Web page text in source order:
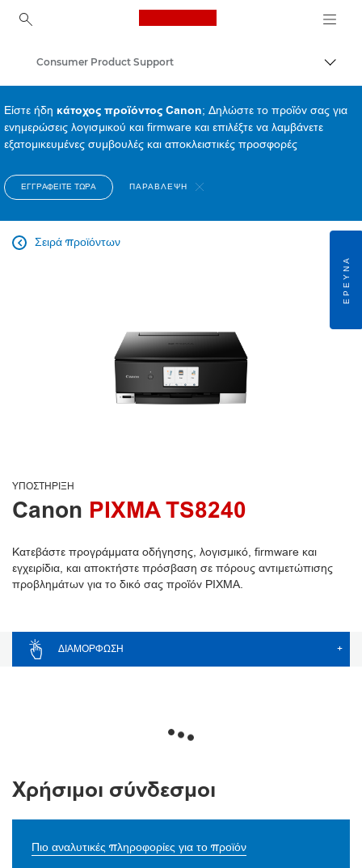
Canon Logo, back to
Consumer Product Support
Είστε ήδη κάτοχος προϊόντος Canon; Δηλώστε το προϊόν σας για
ενημερώσεις λογισμικού και firmware και επιλέξτε να λαμβάνετε
εξατομικευμένες συμβουλές και αποκλειστικές προσφορές
ΕΓΓΡΑΦΕΊΤΕ ΤΏΡΑ ΠΑΡΆΒΛΕΨΗ
Σειρά προϊόντων

ΥΠΟΣΤΉΡΙΞΗ
Canon PIXMA TS8240
Κατεβάστε προγράμματα οδήγησης, λογισμικό, firmware και
εγχειρίδια, και αποκτήστε πρόσβαση σε πόρους αντιμετώπισης
προβλημάτων για το δικό σας προϊόν PIXMA.
ΔΙΑΜΌΡΦΩΣΗ +
Χρήσιμοι σύνδεσμοι
Πιο αναλυτικές πληροφορίες για το προϊόν
ΈΡΕΥΝΑ